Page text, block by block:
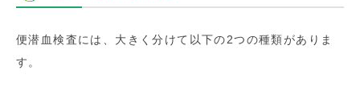
便潜血検査には、大きく分けて以下の2つの種類がありま
す。